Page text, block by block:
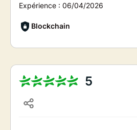
Expérience : 06/04/2026
Blockchain
5